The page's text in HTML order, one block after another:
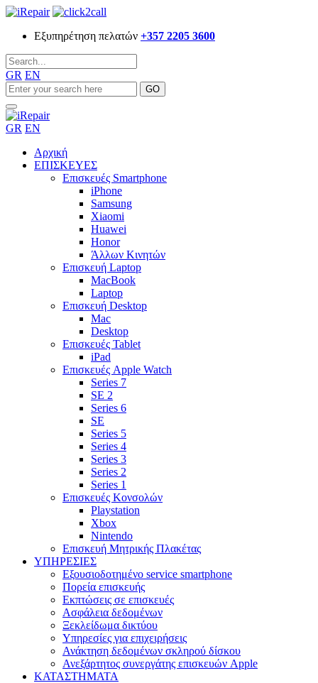
Εξυπηρέτηση πελατών +357 2205 3600
GR EN
GR EN
Αρχική
ΕΠΙΣΚΕΥΕΣ
Επισκευές Smartphone
iPhone
Samsung
Xiaomi
Huawei
Honor
Άλλων Κινητών
Επισκευή Laptop
MacBook
Laptop
Επισκευή Desktop
Mac
Desktop
Επισκευές Tablet
iPad
Επισκευές Apple Watch
Series 7
SE 2
Series 6
SE
Series 5
Series 4
Series 3
Series 2
Series 1
Επισκευές Κονσολών
Playstation
Xbox
Nintendo
Επισκευή Μητρικής Πλακέτας
YΠΗΡΕΣΙΕΣ
Εξουσιοδοτημένο service smartphone
Πορεία επισκευής
Εκπτώσεις σε επισκευές
Ασφάλεια δεδομένων
Ξεκλείδωμα δικτύου
Υπηρεσίες για επιχειρήσεις
Ανάκτηση δεδομένων σκληρού δίσκου
Ανεξάρτητος συνεργάτης επισκευών Apple
ΚΑΤΑΣΤΗΜΑΤΑ